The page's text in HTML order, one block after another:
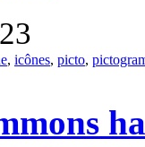
, icônes, picto,